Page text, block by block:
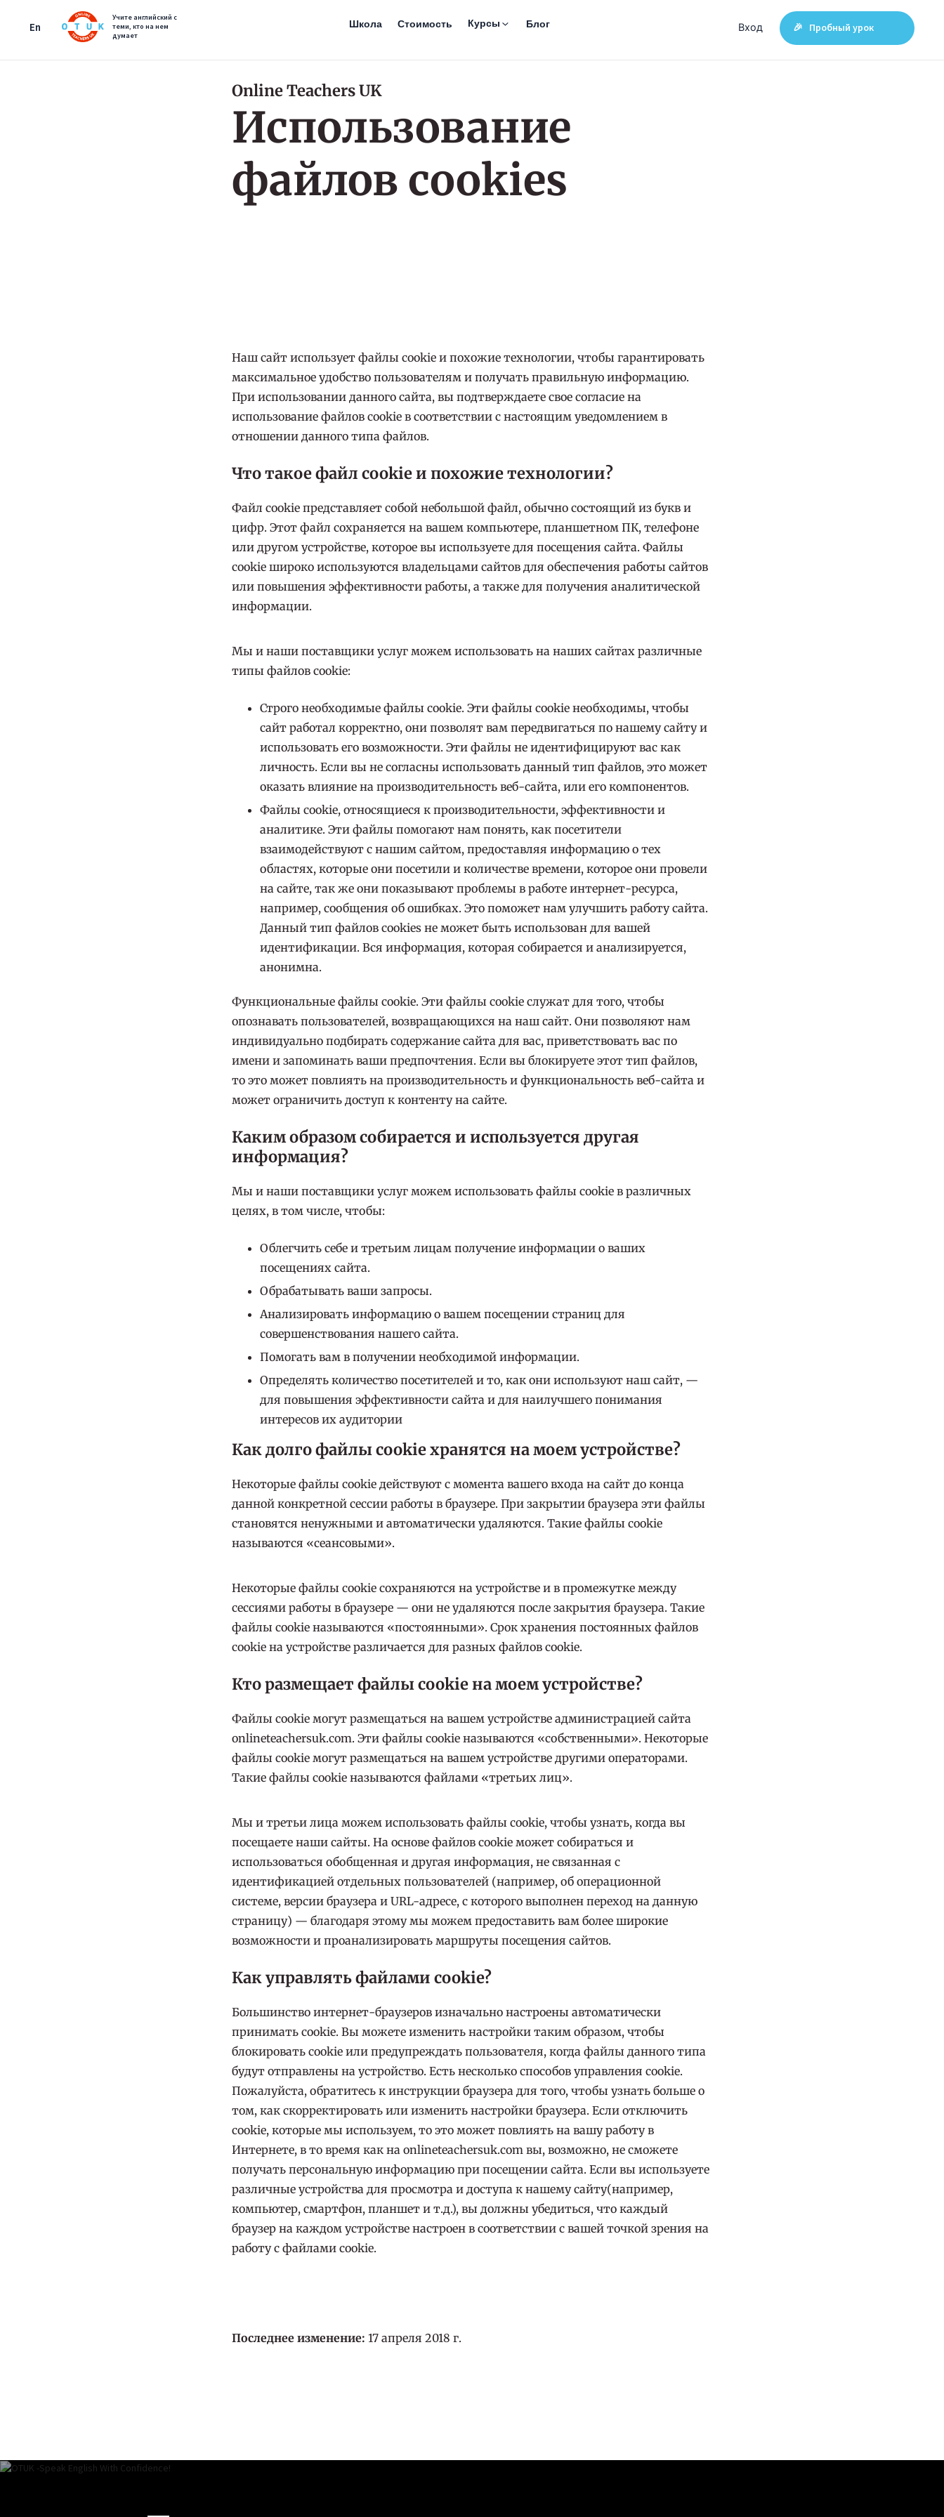
En
Учите английский с
теми, кто на нем
думает
Школа Стоимость Курсы Блог Вход 🎉 Пробный урок
Online Teachers UK
Использование
файлов cookies
Наш сайт использует файлы cookie и похожие технологии, чтобы гарантировать
максимальное удобство пользователям и получать правильную информацию.
При использовании данного сайта, вы подтверждаете свое согласие на
использование файлов cookie в соответствии с настоящим уведомлением в
отношении данного типа файлов.
Что такое файл cookie и похожие технологии?
Файл cookie представляет собой небольшой файл, обычно состоящий из букв и
цифр. Этот файл сохраняется на вашем компьютере, планшетном ПК, телефоне
или другом устройстве, которое вы используете для посещения сайта. Файлы
cookie широко используются владельцами сайтов для обеспечения работы сайтов
или повышения эффективности работы, а также для получения аналитической
информации.
Мы и наши поставщики услуг можем использовать на наших сайтах различные
типы файлов cookie:
Строго необходимые файлы cookie. Эти файлы cookie необходимы, чтобы
сайт работал корректно, они позволят вам передвигаться по нашему сайту и
использовать его возможности. Эти файлы не идентифицируют вас как
личность. Если вы не согласны использовать данный тип файлов, это может
оказать влияние на производительность веб-сайта, или его компонентов.
Файлы cookie, относящиеся к производительности, эффективности и
аналитике. Эти файлы помогают нам понять, как посетители
взаимодействуют с нашим сайтом, предоставляя информацию о тех
областях, которые они посетили и количестве времени, которое они провели
на сайте, так же они показывают проблемы в работе интернет-ресурса,
например, сообщения об ошибках. Это поможет нам улучшить работу сайта.
Данный тип файлов cookies не может быть использован для вашей
идентификации. Вся информация, которая собирается и анализируется,
анонимна.
Функциональные файлы cookie. Эти файлы cookie служат для того, чтобы
опознавать пользователей, возвращающихся на наш сайт. Они позволяют нам
индивидуально подбирать содержание сайта для вас, приветствовать вас по
имени и запоминать ваши предпочтения. Если вы блокируете этот тип файлов,
то это может повлиять на производительность и функциональность веб-сайта и
может ограничить доступ к контенту на сайте.
Каким образом собираетcя и используетcя другая
информация?
Мы и наши поставщики услуг можем использовать файлы cookie в различных
целях, в том числе, чтобы:
Облегчить себе и третьим лицам получение информации о ваших
посещениях сайта.
Обрабатывать ваши запросы.
Анализировать информацию о вашем посещении страниц для
совершенствования нашего сайта.
Помогать вам в получении необходимой информации.
Определять количество посетителей и то, как они используют наш сайт, —
для повышения эффективности сайта и для наилучшего понимания
интересов их аудитории
Как долго файлы cookie хранятся на моем устройстве?
Некоторые файлы cookie действуют с момента вашего входа на сайт до конца
данной конкретной сессии работы в браузере. При закрытии браузера эти файлы
становятся ненужными и автоматически удаляются. Такие файлы cookie
называются «сеансовыми».
Некоторые файлы cookie сохраняются на устройстве и в промежутке между
сессиями работы в браузере — они не удаляются после закрытия браузера. Такие
файлы cookie называются «постоянными». Срок хранения постоянных файлов
cookie на устройстве различается для разных файлов cookie.
Кто размещает файлы cookie на моем устройстве?
Файлы cookie могут размещаться на вашем устройстве администрацией сайта
onlineteachersuk.com. Эти файлы cookie называются «собственными». Некоторые
файлы cookie могут размещаться на вашем устройстве другими операторами.
Такие файлы cookie называются файлами «третьих лиц».
Мы и третьи лица можем использовать файлы cookie, чтобы узнать, когда вы
посещаете наши сайты. На основе файлов cookie может собираться и
использоваться обобщенная и другая информация, не связанная с
идентификацией отдельных пользователей (например, об операционной
системе, версии браузера и URL-адресе, с которого выполнен переход на данную
страницу) — благодаря этому мы можем предоставить вам более широкие
возможности и проанализировать маршруты посещения сайтов.
Как управлять файлами cookie?
Большинство интернет-браузеров изначально настроены автоматически
принимать cookie. Вы можете изменить настройки таким образом, чтобы
блокировать cookie или предупреждать пользователя, когда файлы данного типа
будут отправлены на устройство. Есть несколько способов управления cookie.
Пожалуйста, обратитесь к инструкции браузера для того, чтобы узнать больше о
том, как скорректировать или изменить настройки браузера. Если отключить
cookie, которые мы используем, то это может повлиять на вашу работу в
Интернете, в то время как на onlineteachersuk.com вы, возможно, не сможете
получать персональную информацию при посещении сайта. Если вы используете
различные устройства для просмотра и доступа к нашему сайту(например,
компьютер, смартфон, планшет и т.д.), вы должны убедиться, что каждый
браузер на каждом устройстве настроен в соответствии с вашей точкой зрения на
работу с файлами cookie.
Последнее изменение: 17 апреля 2018 г.